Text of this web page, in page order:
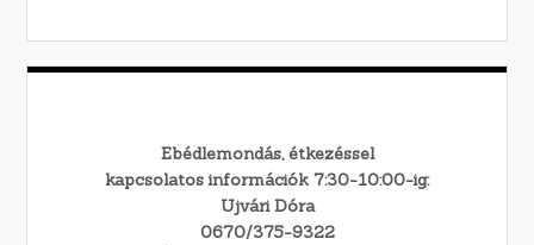
Ebédlemondás, étkezéssel
kapcsolatos információk 7:30-10:00-ig:
Ujvári Dóra
0670/375-9322